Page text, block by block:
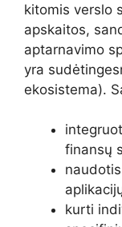
kitomis verslo
apskaitos,
aptarnavimo
yra
ekosistema).
finansų
kurti